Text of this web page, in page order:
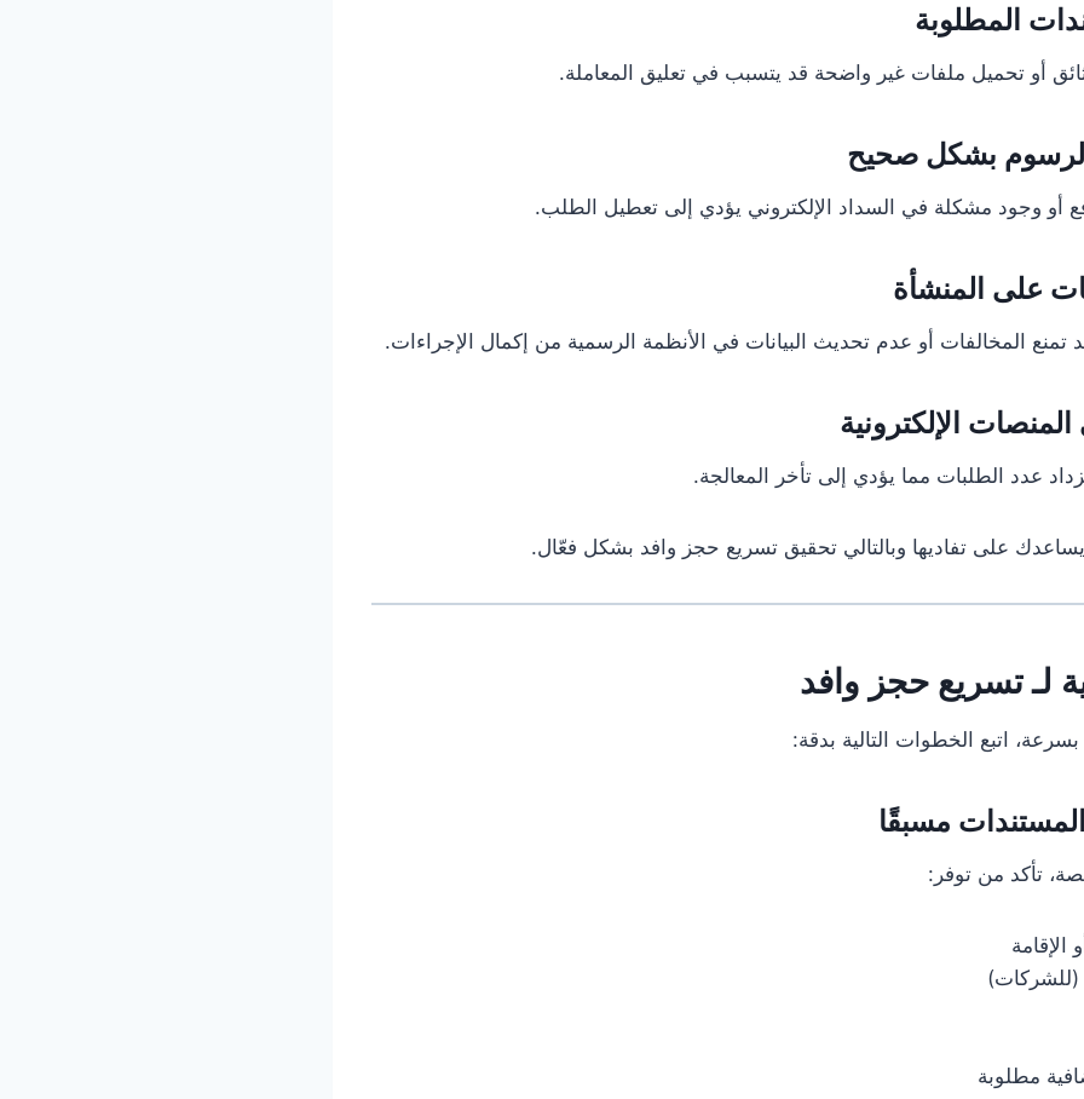
أو تحميل ملفات غير واضحة قد يتسبب في تعليق المعاملة.
أو وجود مشكلة في السداد الإلكتروني يؤدي إلى تعطيل الطلب.
تمنع المخالفات أو عدم تحديث البيانات في الأنظمة الرسمية من إكمال الإجراءات.
عدد الطلبات مما يؤدي إلى تأخر المعالجة.
على تفاديها وبالتالي تحقيق تسريع حجز وافد بشكل فعّال.
لـ تسريع حجز وافد
اتبع الخطوات التالية بدقة:
تأكد من توفر:
الإقامة
(للشركات)
مطلوبة